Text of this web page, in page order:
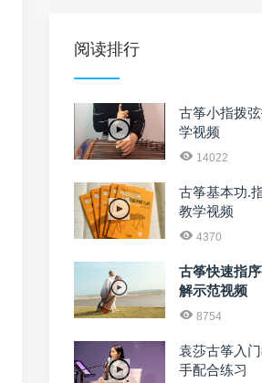
阅读排行
古筝小指拨
学视频
14022
古筝基本功.
教学视频
4370
古筝快速指
解示范视频
8754
袁莎古筝入
手配合练习